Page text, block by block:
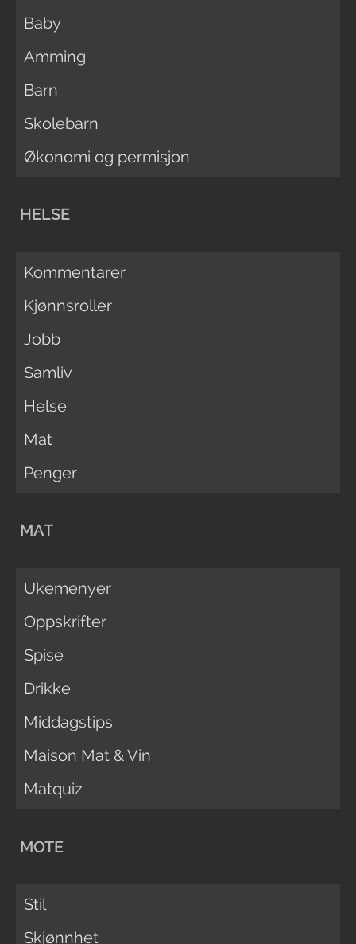
Baby
Amming
Barn
Skolebarn
Økonomi og permisjon
HELSE
Kommentarer
Kjønnsroller
Jobb
Samliv
Helse
Mat
Penger
MAT
Ukemenyer
Oppskrifter
Spise
Drikke
Middagstips
Maison Mat & Vin
Matquiz
MOTE
Stil
Skjønnhet